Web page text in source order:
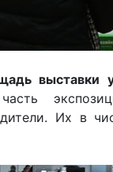
выставки
Их в